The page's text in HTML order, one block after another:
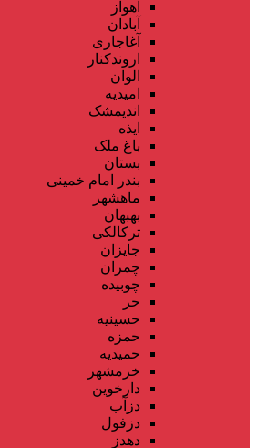
اهواز
آبادان
آغاجاری
اروندکنار
الوان
امیدیه
اندیمشک
ایذه
باغ ملک
بستان
بندر امام خمینی
ماهشهر
بهبهان
ترکالکی
جایزان
چمران
چوبیده
حر
حسینیه
حمزه
حمیدیه
خرمشهر
دارخوین
دزآب
دزفول
دهدز